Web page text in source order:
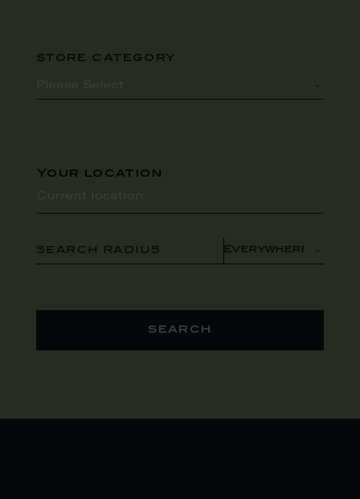
store category
Your location
SEARCH RADIUS
search